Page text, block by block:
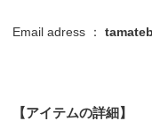
Email adress ：
【アイテムの詳細】